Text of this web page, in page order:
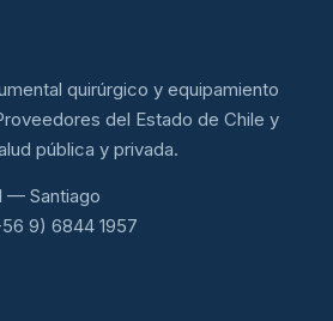
quirúrgico y equipamiento
del Estado de Chile y
pública y privada.
— Santiago
9) 6844 1957